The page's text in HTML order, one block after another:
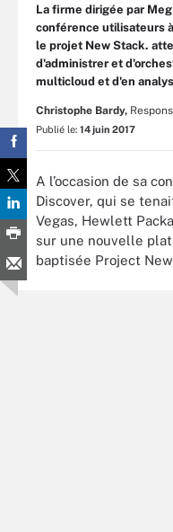
La firme dirigée par
conférence utilisateurs
le projet New Stack.
d'administrer et
multicloud et d'en
Christophe Bardy,
Publié le: 14 juin 2017
A l’occasion de sa
Discover, qui se
Vegas, Hewlett
sur une nouvelle
baptisée Project